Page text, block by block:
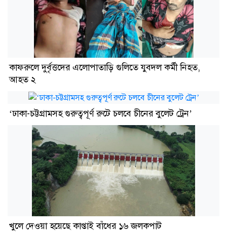
কাফরুলে দুর্বৃত্তদের এলোপাতাড়ি গুলিতে যুবদল কর্মী নিহত,
আহত ২
‘ঢাকা-চট্টগ্রামসহ গুরুত্বপূর্ণ রুটে চলবে চীনের বুলেট ট্রেন’
খুলে দেওয়া হয়েছে কাপ্তাই বাঁধের ১৬ জলকপাট